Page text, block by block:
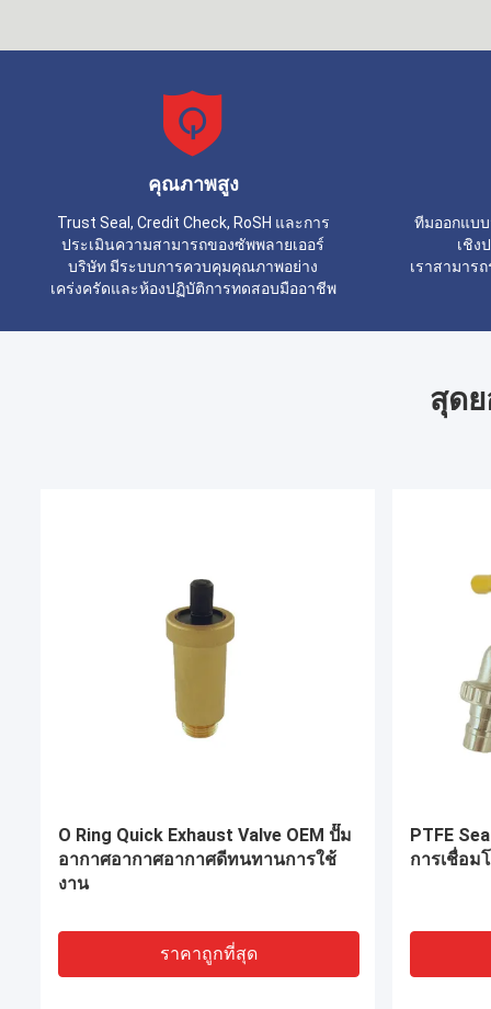
คุณภาพสูง
Trust Seal, Credit Check, RoSH และการ
ประเมินความสามารถของซัพพลายเออร์
บริษัท มีระบบการควบคุมคุณภาพอย่าง
เคร่งครัดและห้องปฏิบัติการทดสอบมืออาชีพ
ทีมออกแบ
เชิง
เราสามา
สุด
เครื่องเชื่อมต่อเครื่องประกอบเครื่อง
ประกอบเครื่องยนต์ OEM
ราคาถูกที่สุด
Yuehao
CE